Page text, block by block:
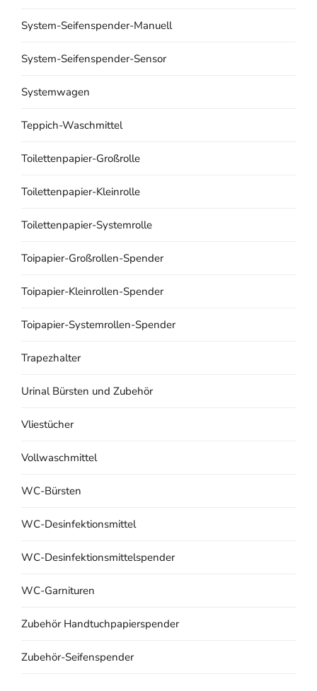
System-Seifenspender-Manuell
System-Seifenspender-Sensor
Systemwagen
Teppich-Waschmittel
Toilettenpapier-Großrolle
Toilettenpapier-Kleinrolle
Toilettenpapier-Systemrolle
Toipapier-Großrollen-Spender
Toipapier-Kleinrollen-Spender
Toipapier-Systemrollen-Spender
Trapezhalter
Urinal Bürsten und Zubehör
Vliestücher
Vollwaschmittel
WC-Bürsten
WC-Desinfektionsmittel
WC-Desinfektionsmittelspender
WC-Garnituren
Zubehör Handtuchpapierspender
Zubehör-Seifenspender